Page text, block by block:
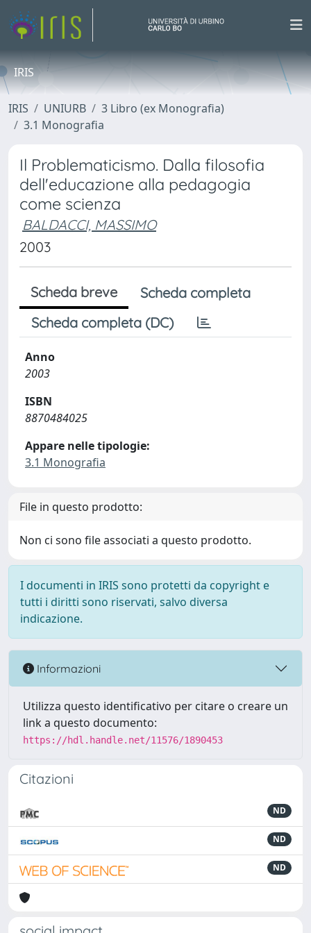
IRIS
IRIS UNIURB
3 Libro (ex Monografia)
3.1 Monografia
Il Problematicismo. Dalla filosofia
dell'educazione alla pedagogia
come scienza
BALDACCI, MASSIMO
2003
Scheda breve
Scheda completa
Scheda completa (DC)
Anno
2003
ISBN
8870484025
Appare nelle tipologie:
3.1 Monografia
File in questo prodotto:
Non ci sono file associati a questo prodotto.
I documenti in IRIS sono protetti da copyright e
tutti i diritti sono riservati, salvo diversa
indicazione.
Informazioni
Utilizza questo identificativo per citare o creare un
link a questo documento:
https://hdl.handle.net/11576/1890453
Citazioni
ND
ND
ND